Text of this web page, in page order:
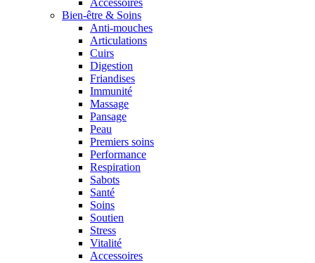
Accessoires
Bien-être & Soins
Anti-mouches
Articulations
Cuirs
Digestion
Friandises
Immunité
Massage
Pansage
Peau
Premiers soins
Performance
Respiration
Sabots
Santé
Soins
Soutien
Stress
Vitalité
Accessoires